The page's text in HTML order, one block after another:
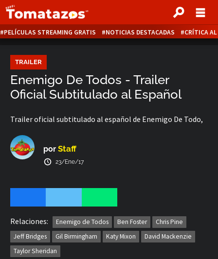
PELÍCULAS STREAMING GRATIS NOTICIAS DESTACADAS CRÍTICA
TRAILER
Enemigo De Todos - Trailer
Oficial Subtitulado al Español
Trailer oficial subtitulado al español de Enemigo De Todo,
por Staff
23/Ene/17
Relaciones: Enemigo de Todos Ben Foster
Chris Pine
Jeff Bridges
Gil Birmingham Katy Mixon
David Mackenzie
Taylor Sheridan